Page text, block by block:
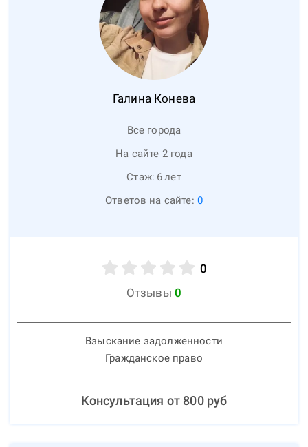
Галина Конева
Все города
На сайте 2 года
Стаж: 6лет
Ответов на сайте: 0
0
Отзывы 0
Взыскание задолженности
Гражданское право
Консультация от 800руб